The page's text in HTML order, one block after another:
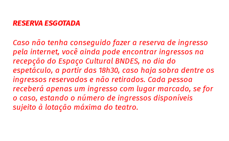
RESERVA ESGOTADA
Caso não tenha conseguido fazer a reserva de ingresso
pela internet, você ainda pode encontrar ingressos na
recepção do Espaço Cultural BNDES, no dia do
espetáculo, a partir das 18h30, caso haja sobra dentre os
ingressos reservados e não retirados. Cada pessoa
receberá apenas um ingresso com lugar marcado, se for
o caso, estando o número de ingressos disponíveis
sujeito à lotação máxima do teatro.